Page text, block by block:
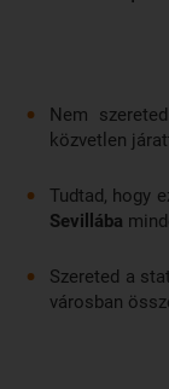
Nem
közvetlen
Tudtad, hogy
Sevillába
Szereted a
városban